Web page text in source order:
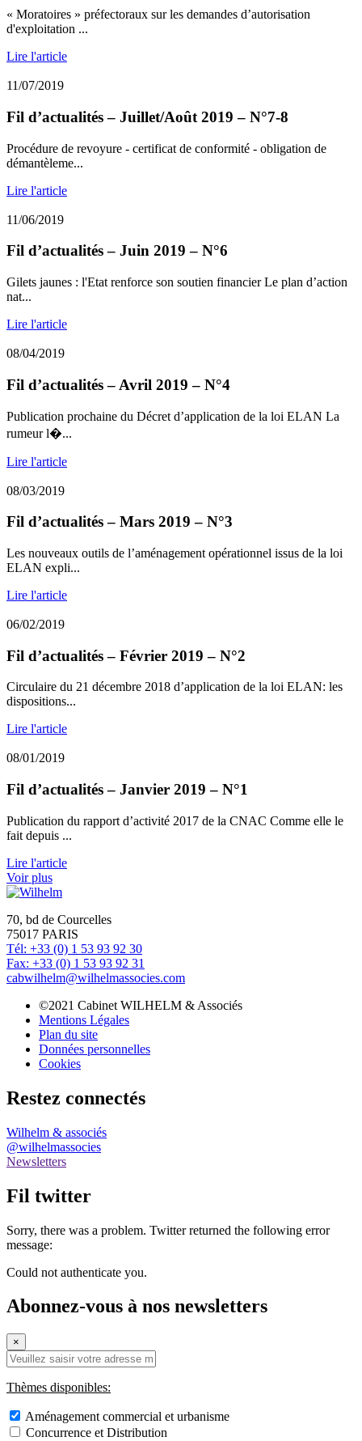
« Moratoires » préfectoraux sur les demandes d’autorisation
d'exploitation ...
Lire l'article
11/07/2019
Fil d’actualités – Juillet/Août 2019 – N°7-8
Procédure de revoyure - certificat de conformité - obligation de
démantèleme...
Lire l'article
11/06/2019
Fil d’actualités – Juin 2019 – N°6
Gilets jaunes : l'Etat renforce son soutien financier Le plan d’action
nat...
Lire l'article
08/04/2019
Fil d’actualités – Avril 2019 – N°4
Publication prochaine du Décret d’application de la loi ELAN La
rumeur l�...
Lire l'article
08/03/2019
Fil d’actualités – Mars 2019 – N°3
Les nouveaux outils de l’aménagement opérationnel issus de la loi
ELAN expli...
Lire l'article
06/02/2019
Fil d’actualités – Février 2019 – N°2
Circulaire du 21 décembre 2018 d’application de la loi ELAN: les
dispositions...
Lire l'article
08/01/2019
Fil d’actualités – Janvier 2019 – N°1
Publication du rapport d’activité 2017 de la CNAC Comme elle le
fait depuis ...
Lire l'article
Voir plus
70, bd de Courcelles
75017 PARIS
Tél: +33 (0) 1 53 93 92 30
Fax: +33 (0) 1 53 93 92 31
cabwilhelm@wilhelmassocies.com
©2021 Cabinet WILHELM & Associés
Mentions Légales
Plan du site
Données personnelles
Cookies
Restez connectés
Wilhelm & associés
@wilhelmassocies
Newsletters
Fil twitter
Sorry, there was a problem. Twitter returned the following error
message:
Could not authenticate you.
Abonnez-vous à nos newsletters
×
Thèmes disponibles:
Aménagement commercial et urbanisme
Concurrence et Distribution